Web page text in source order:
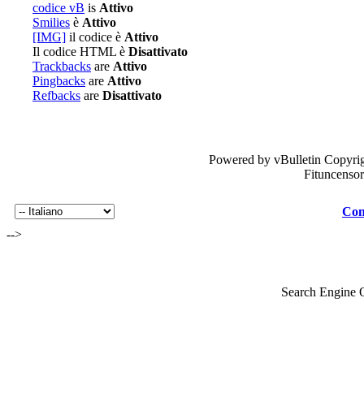
codice vB is Attivo
Smilies è Attivo
[IMG] il codice è Attivo
Il codice HTML è Disattivato
Trackbacks are Attivo
Pingbacks are Attivo
Refbacks are Disattivato
Powered by vBulletin
-->
Search Engine